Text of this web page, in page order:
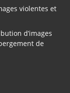
violentes et
d’images
de